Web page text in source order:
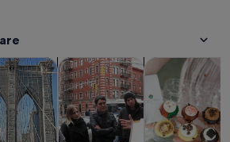
Öppnas i ny flik
och kulturÖppnas i ny flik
Privata och skräddarsydda
Mat, dryck